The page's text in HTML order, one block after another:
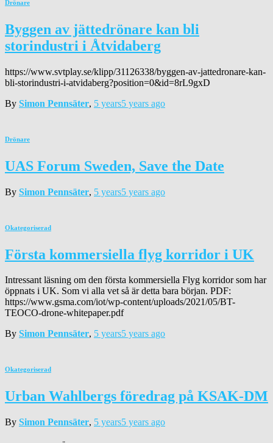
Drönare
Byggen av jättedrönare kan bli
storindustri i Åtvidaberg
https://www.svtplay.se/klipp/31126338/byggen-av-jattedronare-kan-
bli-storindustri-i-atvidaberg?position=0&id=8rL9gxD
By Simon Pennsäter, 5 years5 years ago
Drönare
UAS Forum Sweden, Save the Date
By Simon Pennsäter, 5 years5 years ago
Okategoriserad
Första kommersiella flyg korridor i UK
Intressant läsning om den första kommersiella Flyg korridor som har
öppnats i UK. Som vi alla vet så är detta bara början. PDF:
https://www.gsma.com/iot/wp-content/uploads/2021/05/BT-
TEOCO-drone-whitepaper.pdf
By Simon Pennsäter, 5 years5 years ago
Okategoriserad
Urban Wahlbergs föredrag på KSAK-DM
By Simon Pennsäter, 5 years5 years ago